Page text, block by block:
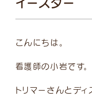
9:00 ~12:00
（受付～11:30）
15:00 ~19:00
（受付～18:30）
受付は終了30分前まで
こんにちは。
看護師の小岩です。
トリマーさんとディ